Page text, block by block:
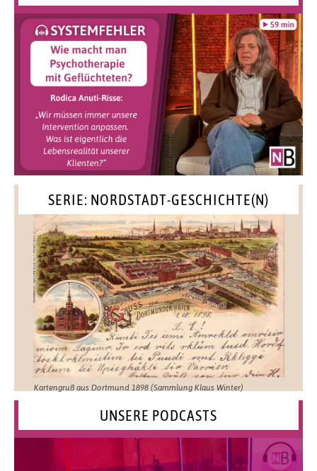
SERIE: NORDSTADT-GESCHICHTE(N)
Kartengruß aus Dortmund 1898 (Sammlung Klaus Winter)
UNSERE PODCASTS